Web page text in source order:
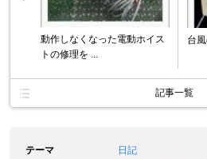
動作しなくなった電動ホイス
トの修理を ...
台
記事一覧
テーマ
日記